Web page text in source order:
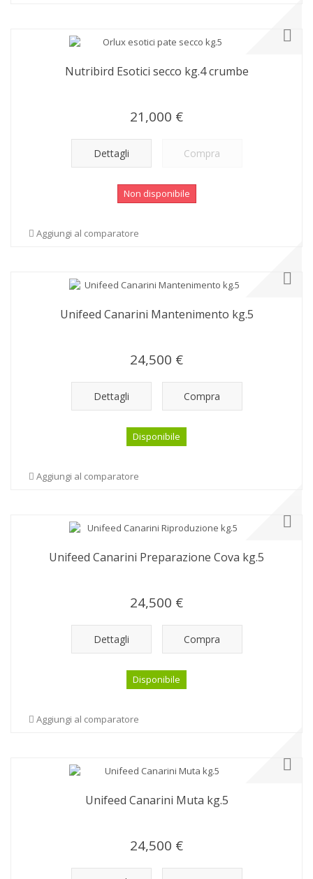
Nutribird Esotici secco kg.4 crumbe
21,000 €
Dettagli Compra
Non disponibile
Aggiungi al comparatore
Unifeed Canarini Mantenimento kg.5
24,500 €
Dettagli Compra
Disponibile
Aggiungi al comparatore
Unifeed Canarini Preparazione Cova kg.5
24,500 €
Dettagli Compra
Disponibile
Aggiungi al comparatore
Unifeed Canarini Muta kg.5
24,500 €